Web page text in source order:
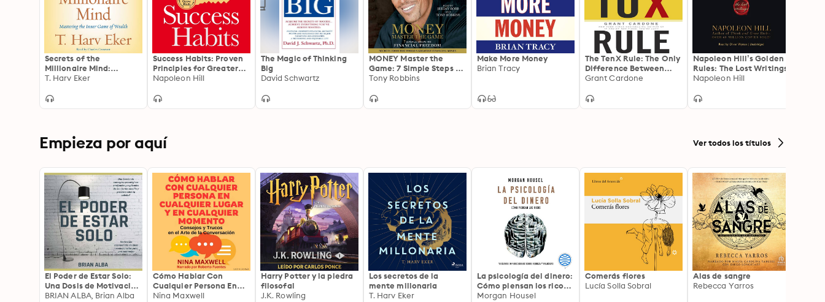
Secrets of the
Millionaire Mind:
Mastering the Inner
T. Harv Eker
Success Habits: Proven
Principles for Greater
Wealth, Health, and
Napoleon Hill
The Magic of Thinking
Big
David Schwartz
MONEY Master the
Game: 7 Simple Steps to
Financial Freedom
Tony Robbins
Make More Money
Brian Tracy
The TenX Rule: The Only
Difference Between
Success and Failure
Grant Cardone
Napoleon Hill’s Golden
Rules: The Lost Writings
Napoleon Hill
Empieza por aquí Ver todos los títulos
El Poder de Estar Solo:
Una Dosis de Motivación
Acompañada de Ideas
BRIAN ALBA, Brian Alba
Cómo Hablar Con
Cualquier Persona En
Cualquier Lugar Y En
Nina Maxwell
Harry Potter y la piedra
filosofal
J.K. Rowling
Los secretos de la
mente millonaria
T. Harv Eker
La psicología del dinero:
Cómo piensan los ricos:
18 claves imperecederas
Morgan Housel
Comerás flores
Lucía Solla Sobral
Alas de sangre
Rebecca Yarros